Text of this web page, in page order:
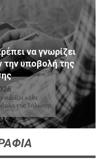
να γνωρίζει
την υποβολή της